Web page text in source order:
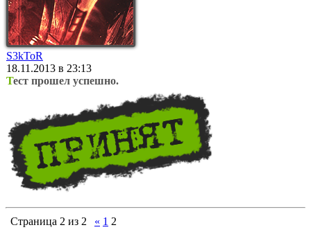
S3kToR
18.11.2013 в 23:13
Тест прошел успешно.
Страница 2 из 2 « 1 2